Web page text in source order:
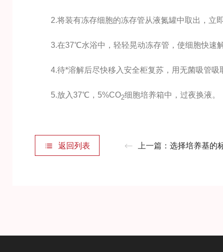
2.将装有冻存细胞的冻存管从液氮罐中取出，立
3.在37℃水浴中，轻轻晃动冻存管，使细胞快速
4.待*溶解后尽快移入安全柜复苏，用无菌吸管吸
5.放入37℃，5%CO2细胞培养箱中，过夜换液。
返回列表 上一篇： 选择培养基的标